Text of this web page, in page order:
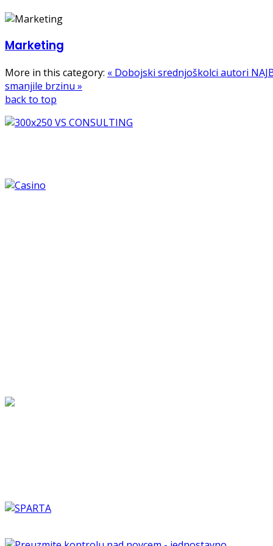
Marketing
More in this category: « Dobojski srednjoškolci autori
smanjile brzinu »
back to top